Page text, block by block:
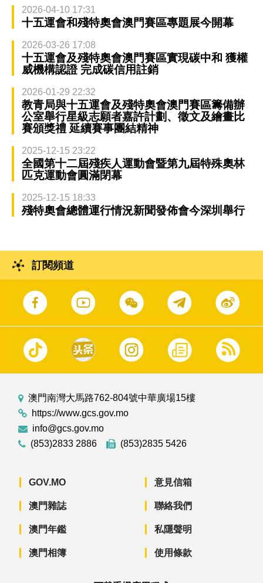
2026-04-10 17:31
十五運會和殘特奧會澳門賽區專題展今開幕
2026-03-26 17:08
十五運會及殘特奧會澳門賽區實現碳中和 獲權
威機構認證 完成碳信用註銷
2026-01-29 22:32
教青局與十五運會及殘特奧會澳門賽區籌備辦
公室舉行星級志願者嘉許計劃、徵文及繪畫比
賽頒獎禮 延續賽事團結精神
2025-12-15 23:22
全國第十二屆殘疾人運動會暨第九屆特殊奧林
匹克運動會圓滿閉幕
2025-12-15 18:33
殘特奧會總體運行情況新聞發佈會今深圳舉行
訂閱頻道
澳門南灣大馬路762-804號中華廣場15樓
https://www.gcs.gov.mo
info@gcs.gov.mo
(853)2833 2886
(853)2835 5426
GOV.MO
澳門雜誌
澳門年鑑
澳門相簿
意見信箱
聯絡我們
私隱聲明
使用條款